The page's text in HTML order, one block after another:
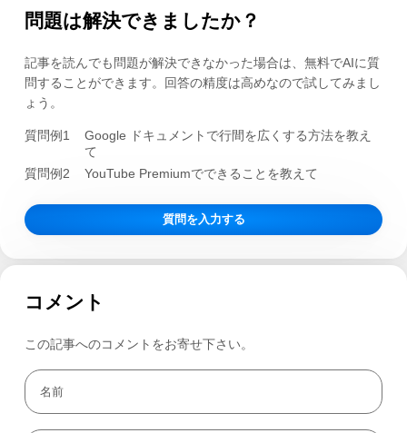
問題は解決できましたか？
記事を読んでも問題が解決できなかった場合は、無料でAIに質
問することができます。回答の精度は高めなので試してみまし
ょう。
質問例1
Google ドキュメントで行間を広くする方法を教え
て
質問例2
YouTube Premiumでできることを教えて
質問を入力する
コメント
この記事へのコメントをお寄せ下さい。